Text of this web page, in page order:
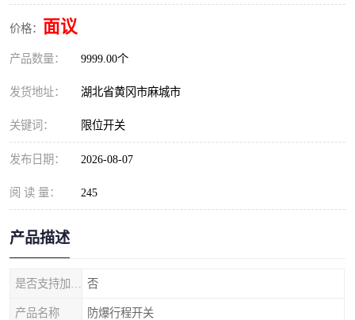
价格： 面议
产品数量： 9999.00个
发货地址： 湖北省黄冈市麻城市
关键词： 限位开关
发布日期： 2026-08-07
阅 读 量： 245
产品描述
否
产品名称 防爆行程开关
速度传感器
微电脑超速开关